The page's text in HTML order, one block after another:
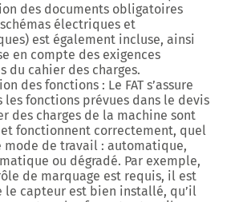
des documents obligatoires
électriques et
est également incluse, ainsi
en compte des exigences
du cahier des charges.
des fonctions : Le FAT s’assure
les fonctions prévues dans le devis
des charges de la machine sont
fonctionnent correctement, quel
mode de travail : automatique,
ou dégradé. Par exemple,
de marquage est requis, il est
le capteur est bien installé, qu’il